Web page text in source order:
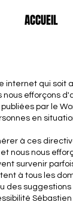
ACCUEIL
internet qui
efforçons
publiées par le
en
à ces
nous nous
survenir
à tous les
des